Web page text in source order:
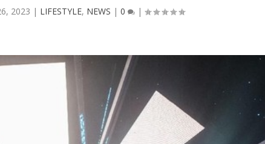
2023 | LIFESTYLE, NEWS | 0 |